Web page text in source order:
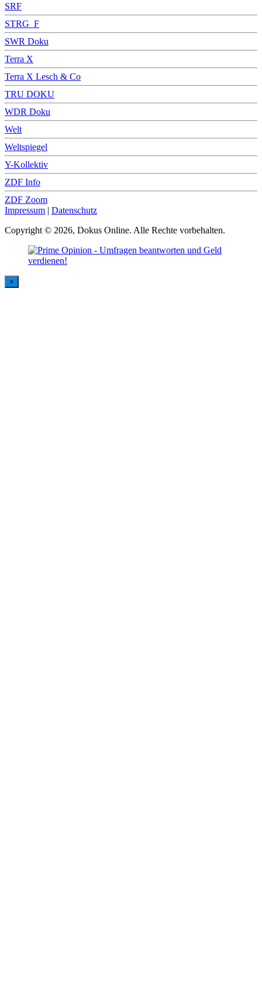
SRF
STRG_F
SWR Doku
Terra X
Terra X Lesch & Co
TRU DOKU
WDR Doku
Welt
Weltspiegel
Y-Kollektiv
ZDF Info
ZDF Zoom
Impressum | Datenschutz
Copyright © 2026, Dokus Online. Alle Rechte vorbehalten.
×